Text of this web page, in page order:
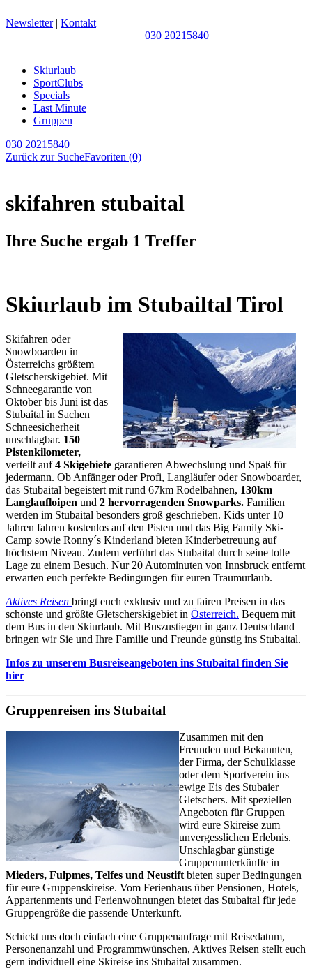
Newsletter| Kontakt
030 20215840
Skiurlaub
SportClubs
Specials
Last Minute
Gruppen
030 20215840
Zurück zur SucheFavoriten (0)
skifahren stubaital
Ihre Suche ergab 1 Treffer
Skiurlaub im Stubailtal Tirol
Skifahren oder
Snowboarden in
Österreichs größtem
Gletscherskigebiet. Mit
Schneegarantie von
Oktober bis Juni ist das
Stubaital in Sachen
Schneesicherheit
unschlagbar. 150
Pistenkilometer,
verteilt auf4 Skigebiete garantieren Abwechslung und Spaß für
jedermann. Ob Anfänger oder Profi, Langläufer oder Snowboarder,
das Stubaital begeistert mit rund 67km Rodelbahnen, 130km
Langlaufloipen und 2 hervorragenden Snowparks. Familien
werden im Stubaital besonders groß geschrieben. Kids unter 10
Jahren fahren kostenlos auf den Pisten und das Big Family Ski-
Camp sowie Ronny´s Kinderland bieten Kinderbetreuung auf
höchstem Niveau. Zudem verführt das Stubaital durch seine tolle
Lage zu einem Besuch. Nur 20 Autominuten von Innsbruck entfernt
erwarten euch perfekte Bedingungen für euren Traumurlaub.
Aktives Reisen bringt euch exklusiv und zu fairen Preisen in das
schönste und größte Gletscherskigebiet in Österreich. Bequem mit
dem Bus in den Skiurlaub. Mit Buszustiegen in ganz Deutschland
bringen wir Sie und Ihre Familie und Freunde günstig ins Stubaital.
Infos zu unserem Busreiseangeboten ins Stubaital finden Sie
hier
Gruppenreisen ins Stubaital
Zusammen mit den
Freunden und Bekannten,
der Firma, der Schulklasse
oder dem Sportverein ins
ewige Eis des Stubaier
Gletschers. Mit speziellen
Angeboten für Gruppen
wird eure Skireise zum
unvergesslichen Erlebnis.
Unschlagbar günstige
Gruppenunterkünfte in
Mieders, Fulpmes, Telfes und Neustiftbieten super Bedingungen
für eure Gruppenskireise. Vom Ferienhaus über Pensionen, Hotels,
Appartenments und Ferienwohnungen bietet das Stubaital für jede
Gruppengröße die passende Unterkunft.
Schickt uns doch einfach eine Gruppenanfrage mit Reisedatum,
Personenanzahl und Programmwünschen, Aktives Reisen stellt euch
gern individuell eine Skireise ins Stubaital zusammen.